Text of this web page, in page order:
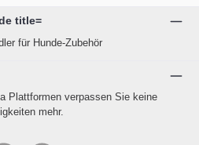
für Hunde-Zubehör
Plattformen verpassen Sie keine
mehr.